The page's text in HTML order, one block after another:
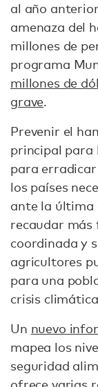
al año
amenaza del
millones de
programa
millones de
grave.
Prevenir el
principal para
para
los países
ante la última
recaudar más
coordinada y
agricultores
para una
crisis
Un nuevo
mapea los
seguridad